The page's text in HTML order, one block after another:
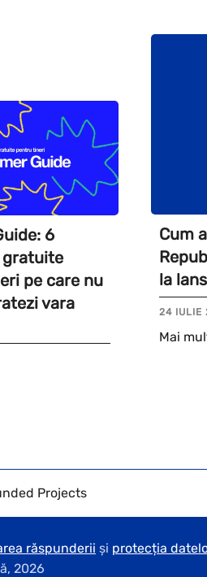
6
gratuite
pe care nu
vara
Cum
la
24 IULIE
Mai
Projects
răspunderii și protecția
2026